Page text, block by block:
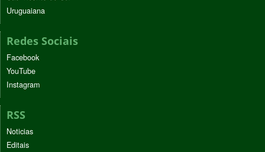
Uruguaiana
Redes Sociais
Facebook
YouTube
Instagram
RSS
Noticias
Editais